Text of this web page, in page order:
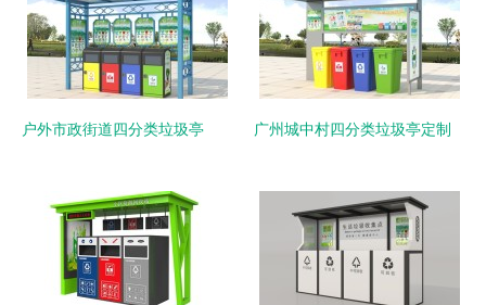
户外市政街道四分类垃圾亭 广州城中村四分类垃圾亭定制